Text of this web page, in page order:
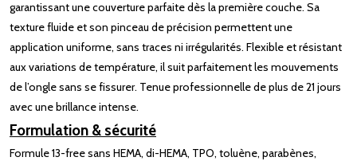
garantissant une couverture parfaite dès la première couche. Sa
texture fluide et son pinceau de précision permettent une
application uniforme, sans traces ni irrégularités. Flexible et résistant
aux variations de température, il suit parfaitement les mouvements
de l’ongle sans se fissurer. Tenue professionnelle de plus de 21 jours
avec une brillance intense.
Formulation & sécurité
Formule 13-free sans HEMA, di-HEMA, TPO, toluène, parabènes,